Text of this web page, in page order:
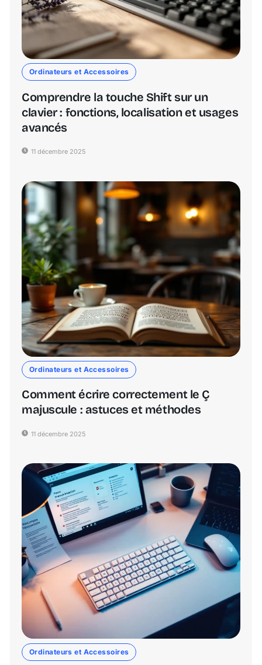
Ordinateurs et Accessoires
Comprendre la touche Shift sur un
clavier : fonctions, localisation et usages
avancés
11 décembre 2025
Ordinateurs et Accessoires
Comment écrire correctement le Ç
majuscule : astuces et méthodes
11 décembre 2025
Ordinateurs et Accessoires